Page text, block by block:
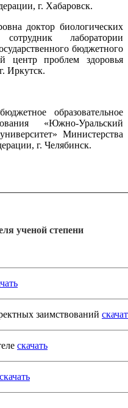
г. Хабаровск.
доктор биологических
лаборатории
бюджетного
центр проблем здоровья
Иркутск.
образовательное
«Южно-Уральский
Министерства
г. Челябинск.
ученой степени
заимствований
скачать
скачать